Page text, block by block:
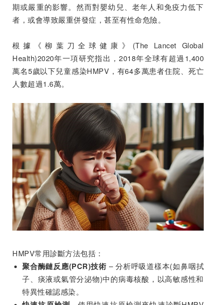
期或嚴重的影響。然而對嬰幼兒、老年人和免疫力低下
者，或會導致嚴重併發症，甚至有性命危險。
根據《柳葉刀全球健康》(The Lancet Global
Health)2020年一項研究指出，2018年全球有超過1,400
萬名5歲以下兒童感染HMPV，有64多萬患者住院、死亡
人數超過1.6萬。
HMPV常用診斷方法包括：
聚合酶鏈反應(PCR)技術 – 分析呼吸道樣本(如鼻咽拭
子、痰液或氣管分泌物)中的病毒核酸，以高敏感性和
特異性確認感染。